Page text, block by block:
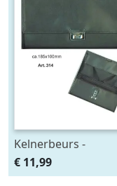
Kelnerbeurs -
Kelnerportemonnee
portemonnee
€ 11,99